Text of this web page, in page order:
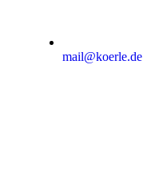
mail@koerle.de